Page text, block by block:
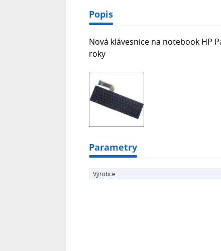
Popis
Nová klávesnice na notebook HP
roky
Parametry
Výrobce